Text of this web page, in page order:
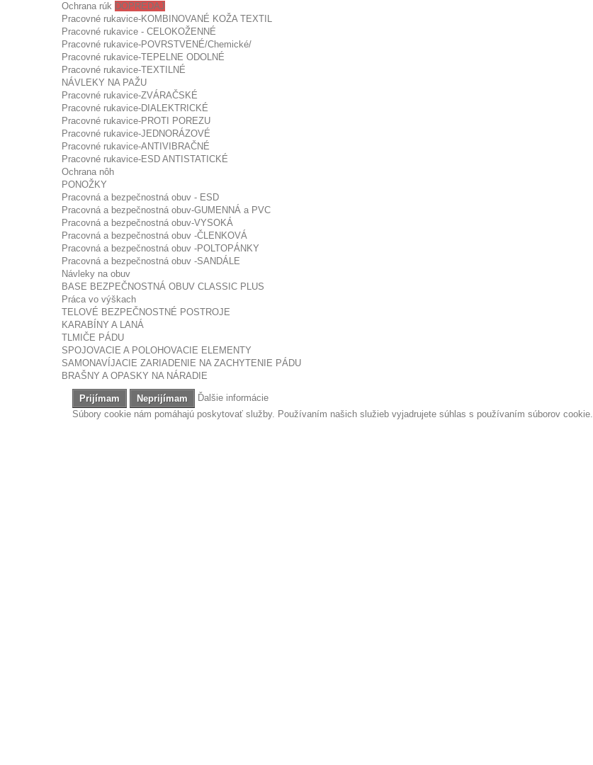
Ochrana rúk DOPREDAJ
Pracovné rukavice-KOMBINOVANÉ KOŽA TEXTIL
Pracovné rukavice - CELOKOŽENNÉ
Pracovné rukavice-POVRSTVENÉ/Chemické/
Pracovné rukavice-TEPELNE ODOLNÉ
Pracovné rukavice-TEXTILNÉ
NÁVLEKY NA PAŽU
Pracovné rukavice-ZVÁRAČSKÉ
Pracovné rukavice-DIALEKTRICKÉ
Pracovné rukavice-PROTI POREZU
Pracovné rukavice-JEDNORÁZOVÉ
Pracovné rukavice-ANTIVIBRAČNÉ
Pracovné rukavice-ESD ANTISTATICKÉ
Ochrana nôh
PONOŽKY
Pracovná a bezpečnostná obuv - ESD
Pracovná a bezpečnostná obuv-GUMENNÁ a PVC
Pracovná a bezpečnostná obuv-VYSOKÁ
Pracovná a bezpečnostná obuv -ČLENKOVÁ
Pracovná a bezpečnostná obuv -POLTOPÁNKY
Pracovná a bezpečnostná obuv -SANDÁLE
Návleky na obuv
BASE BEZPEČNOSTNÁ OBUV CLASSIC PLUS
Práca vo výškach
TELOVÉ BEZPEČNOSTNÉ POSTROJE
KARABÍNY A LANÁ
TLMIČE PÁDU
SPOJOVACIE A POLOHOVACIE ELEMENTY
SAMONAVÍJACIE ZARIADENIE NA ZACHYTENIE PÁDU
BRAŠNY A OPASKY NA NÁRADIE
Prijímam Neprijímam
Ďalšie informácie
Súbory cookie nám pomáhajú poskytovať služby. Používaním našich služieb vyjadrujete súhlas s používaním súborov cookie.